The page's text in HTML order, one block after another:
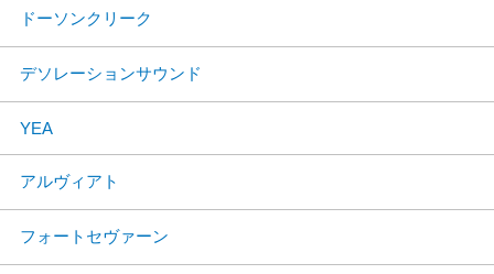
ドーソンクリーク
デソレーションサウンド
YEA
アルヴィアト
フォートセヴァーン